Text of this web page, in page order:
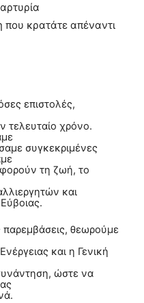
που κρατάτε απέναντι
επιστολές,
τελευταίο χρόνο.
συγκεκριμένες
τη ζωή, το
και
παρεμβάσεις, θεωρούμε
και η Γενική
ώστε να